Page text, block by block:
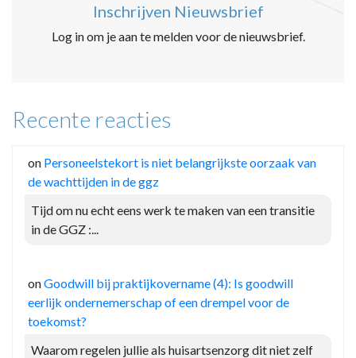
Inschrijven Nieuwsbrief
Log in om je aan te melden voor de nieuwsbrief.
Recente reacties
on Personeelstekort is niet belangrijkste oorzaak van
de wachttijden in de ggz
Tijd om nu echt eens werk te maken van een transitie
in de GGZ :...
onGoodwill bij praktijkovername (4): Is goodwill
eerlijk ondernemerschap of een drempel voor de
toekomst?
Waarom regelen jullie als huisartsenzorg dit niet zelf